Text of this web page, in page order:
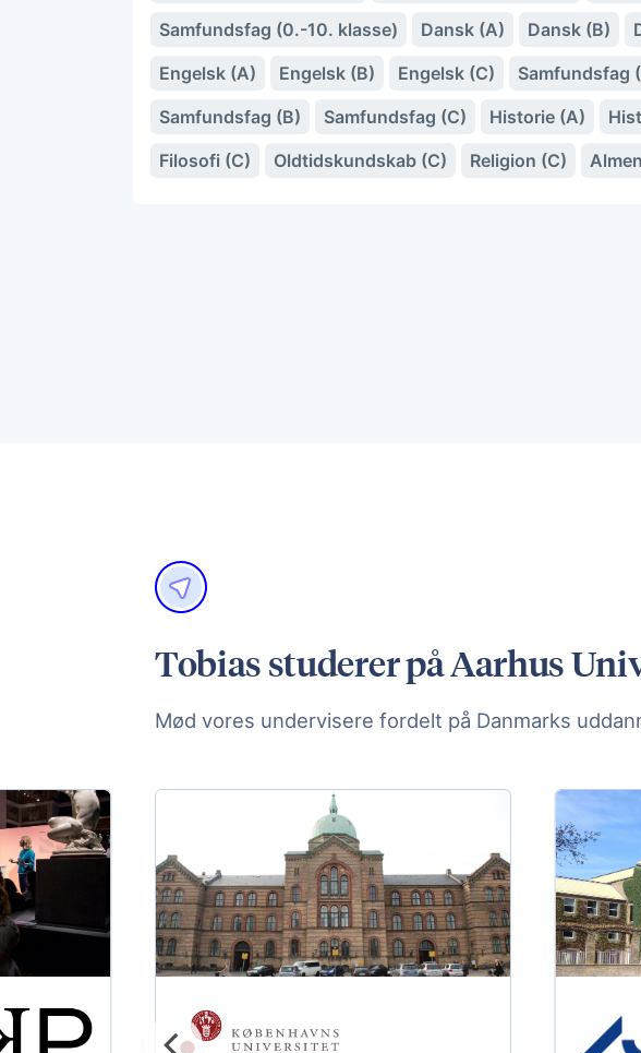
Samfundsfag (0.-10. klasse)
Dansk (A) Dansk (B)
Engelsk (A)
Engelsk (B) Engelsk (C)
Samfundsfag
Samfundsfag (B)
Samfundsfag (C) Historie (A)
Filosofi (C)
Oldtidskundskab (C) Religion (C)
Tobias studerer på Aarhus
Mød vores undervisere fordelt på Danmarks